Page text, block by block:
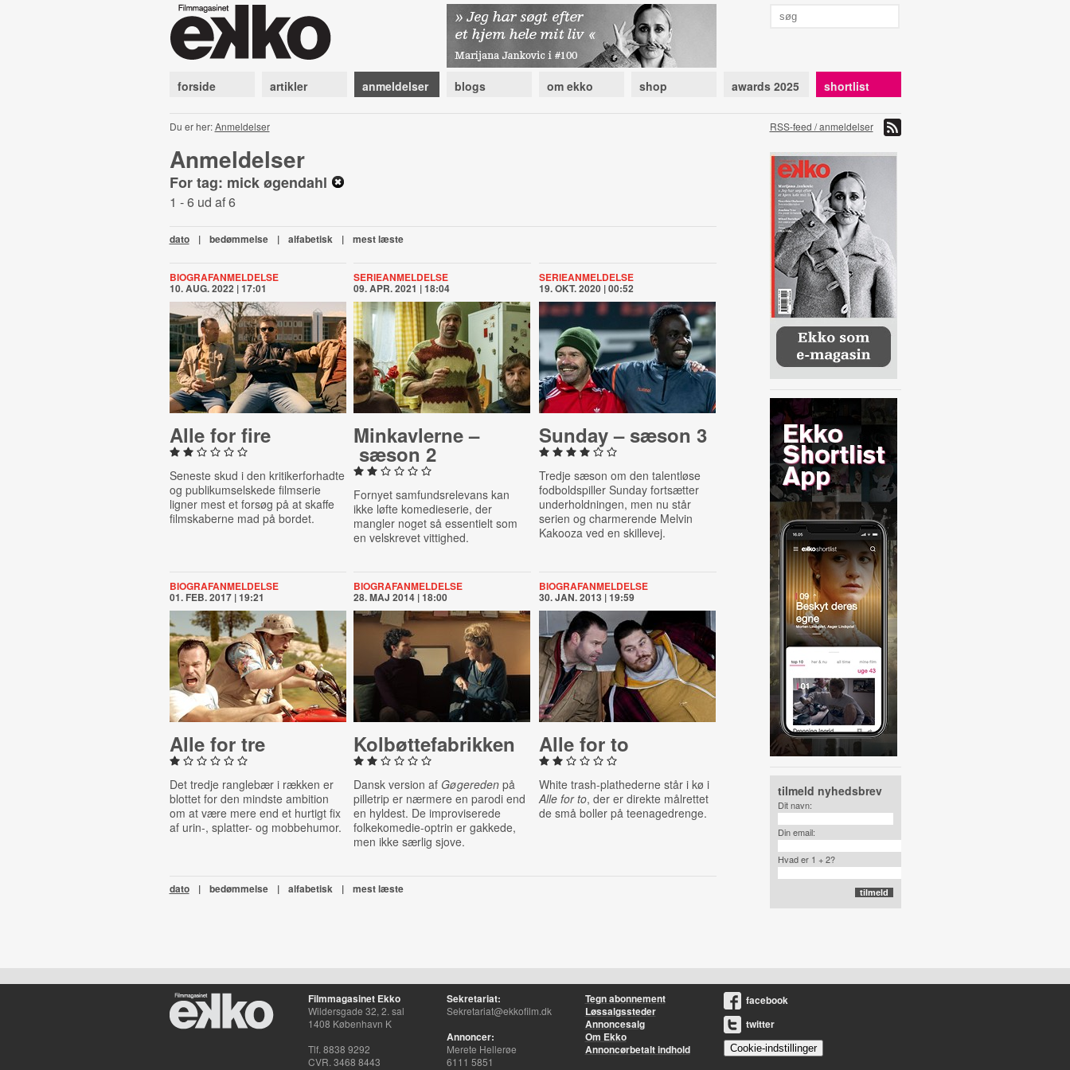
forside artikler anmeldelser blogs om ekko shop awards 2025 shortlist
Du er her:Anmeldelser RSS-feed / anmeldelser
Anmeldelser
For tag: mick øgendahl
1 - 6 ud af 6
dato | bedømmelse | alfabetisk | mest læste
BIOGRAFANMELDELSE
10. AUG. 2022 | 17:01
Alle for fire
Seneste skud i den kritikerforhadte
og publikumselskede filmserie
ligner mest et forsøg på at skaffe
filmskaberne mad på bordet.
SERIEANMELDELSE
09. APR. 2021 | 18:04
Min­kav­ler­ne –
sæson 2
Fornyet samfundsrelevans kan
ikke løfte komedieserie, der
mangler noget så essentielt som
en velskrevet vittighed.
SERIEANMELDELSE
19. OKT. 2020 | 00:52
Sunday – sæson 3
Tredje sæson om den talentløse
fodboldspiller Sunday fortsætter
underholdningen, men nu står
serien og charmerende Melvin
Kakooza ved en skillevej.
BIOGRAFANMELDELSE
01. FEB. 2017 | 19:21
Alle for tre
Det tredje ranglebær i rækken er
blottet for den mindste ambition
om at være mere end et hurtigt fix
af urin-, splatter- og mobbehumor.
BIOGRAFANMELDELSE
28. MAJ 2014 | 18:00
Kol­bøt­te­fa­brik­ken
Dansk version af Gøgereden på
pilletrip er nærmere en parodi end
en hyldest. De improviserede
folkekomedie-optrin er gakkede,
men ikke særlig sjove.
BIOGRAFANMELDELSE
30. JAN. 2013 | 19:59
Alle for to
White trash-plathederne står i kø i
Alle for to, der er direkte målrettet
de små boller på teenagedrenge.
dato | bedømmelse | alfabetisk | mest læste
tilmeld nyhedsbrev
Dit navn:
Din email:
Hvad er 1 + 2?
Filmmagasinet Ekko
Wildersgade 32, 2. sal
1408 København K
Tlf. 8838 9292
CVR. 3468 8443
Sekretariat:
Sekretariat@ekkofilm.dk
Annoncer:
Merete Hellerøe
6111 5851
Tegn abonnement
Løssalgssteder
Annoncesalg
Om Ekko
Annoncørbetalt indhold
facebook
twitter
Cookie-indstillinger